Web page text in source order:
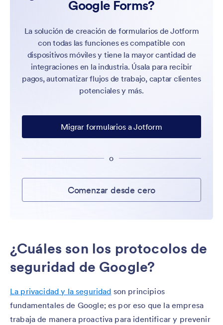
Google Forms?
La solución de creación de formularios de Jotform
con todas las funciones es compatible con
dispositivos móviles y tiene la mayor cantidad de
integraciones en la industria. Úsala para recibir
pagos, automatizar flujos de trabajo, captar clientes
potenciales y más.
Migrar formularios a Jotform
o
Comenzar desde cero
¿Cuáles son los protocolos de
seguridad de Google?
La privacidad y la seguridad son principios
fundamentales de Google; es por eso que la empresa
trabaja de manera proactiva para identificar y prevenir